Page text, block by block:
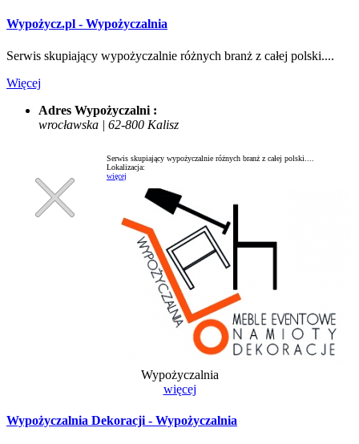
Wypożycz.pl - Wypożyczalnia
Serwis skupiający wypożyczalnie różnych branż z całej polski....
Więcej
Adres Wypożyczalni :
wrocławska | 62-800 Kalisz
Serwis skupiający wypożyczalnie różnych branż z całej polski....
Lokalizacja:
więcej
Wypożyczalnia
więcej
Wypożyczalnia Dekoracji - Wypożyczalnia